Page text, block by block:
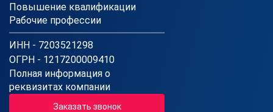
Повышение квалификации
Рабочие профессии
ИНН - 7203521298
ОГРН - 1217200009410
Полная информация о
реквизитах компании
Заказать звонок